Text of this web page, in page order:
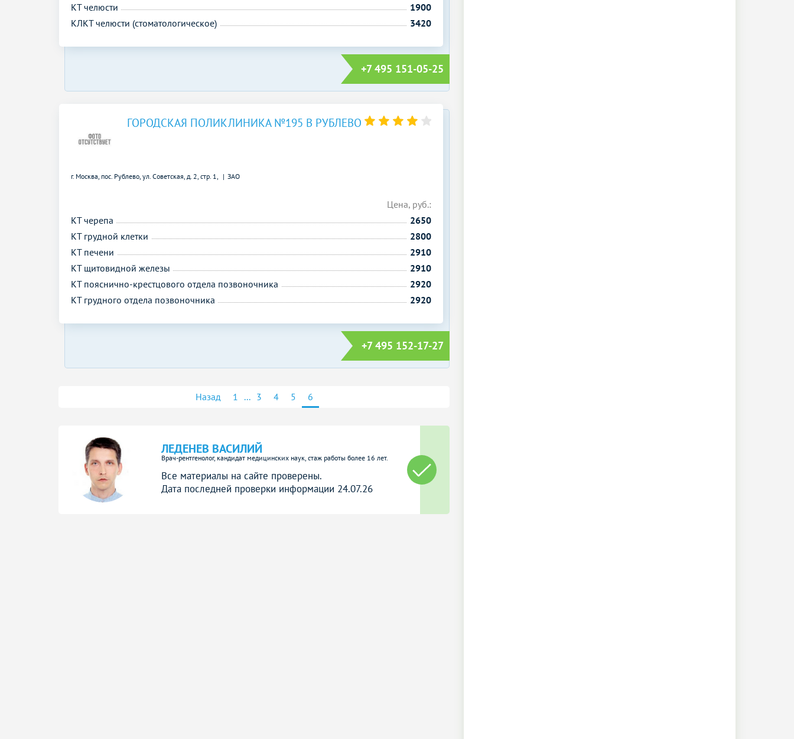
КТ челюсти
1900
КЛКТ челюсти (стоматологическое)
3420
+7 495 151-05-25
ГОРОДСКАЯ ПОЛИКЛИНИКА №195 В РУБЛЕВО
г. Москва, пос. Рублево, ул. Советская, д. 2, стр. 1, ЗАО
Цена, руб.:
КТ черепа
2650
КТ грудной клетки
2800
КТ печени
2910
КТ щитовидной железы
2910
КТ пояснично-крестцового отдела позвоночника
2920
КТ грудного отдела позвоночника
2920
+7 495 152-17-27
Назад 1 ... 3 4 5 6
ЛЕДЕНЕВ ВАСИЛИЙ
Врач-рентгенолог, кандидат медицинских наук, стаж работы более 16 лет.
Все материалы на сайте проверены.
Дата последней проверки информации 24.07.26